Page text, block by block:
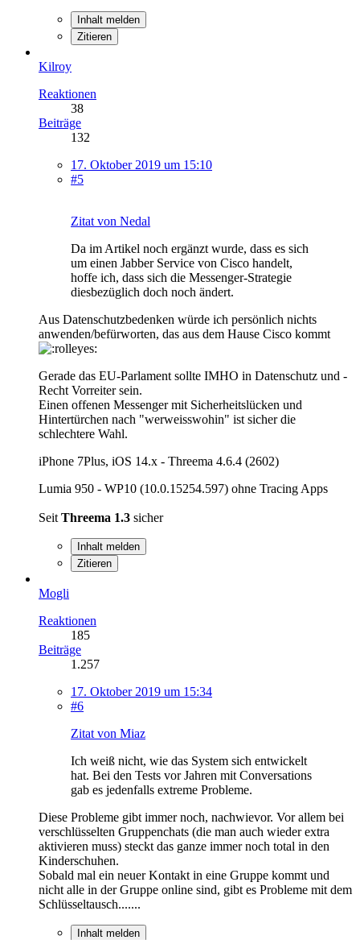
Inhalt melden
Zitieren
Kilroy
Reaktionen
38
Beiträge
132
17. Oktober 2019 um 15:10
#5
Zitat von Nedal
Da im Artikel noch ergänzt wurde, dass es sich
um einen Jabber Service von Cisco handelt,
hoffe ich, dass sich die Messenger-Strategie
diesbezüglich doch noch ändert.
Aus Datenschutzbedenken würde ich persönlich nichts
anwenden/befürworten, das aus dem Hause Cisco kommt
Gerade das EU-Parlament sollte IMHO in Datenschutz und -
Recht Vorreiter sein.
Einen offenen Messenger mit Sicherheitslücken und
Hintertürchen nach "werweisswohin" ist sicher die
schlechtere Wahl.
iPhone 7Plus, iOS 14.x - Threema 4.6.4 (2602)
Lumia 950 - WP10 (10.0.15254.597) ohne Tracing Apps
Seit Threema 1.3 sicher
Inhalt melden
Zitieren
Mogli
Reaktionen
185
Beiträge
1.257
17. Oktober 2019 um 15:34
#6
Zitat von Miaz
Ich weiß nicht, wie das System sich entwickelt
hat. Bei den Tests vor Jahren mit Conversations
gab es jedenfalls extreme Probleme.
Diese Probleme gibt immer noch, nachwievor. Vor allem bei
verschlüsselten Gruppenchats (die man auch wieder extra
aktivieren muss) steckt das ganze immer noch total in den
Kinderschuhen.
Sobald mal ein neuer Kontakt in eine Gruppe kommt und
nicht alle in der Gruppe online sind, gibt es Probleme mit dem
Schlüsseltausch.......
Inhalt melden